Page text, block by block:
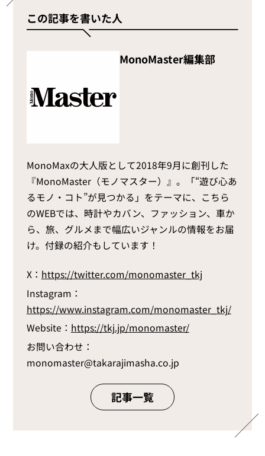
この記事を書いた人
MonoMaster編集部
MonoMaxの大人版として2018年9月に創刊した
『MonoMaster（モノマスター）』。「“遊び心あ
るモノ・コト”が見つかる」をテーマに、こちら
のWEBでは、時計やカバン、ファッション、車か
ら、旅、グルメまで幅広いジャンルの情報をお届
け。付録の紹介もしています！
X： https://twitter.com/monomaster_tkj
Instagram：
https://www.instagram.com/monomaster_tkj/
Website： https://tkj.jp/monomaster/
お問い合わせ：
monomaster@takarajimasha.co.jp
記事一覧